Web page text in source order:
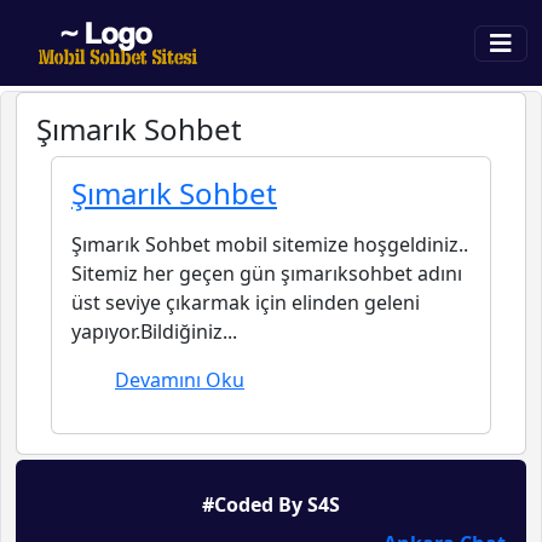
Şımarık Sohbet
Şımarık Sohbet
Şımarık Sohbet mobil sitemize hoşgeldiniz..
Sitemiz her geçen gün şımarıksohbet adını
üst seviye çıkarmak için elinden geleni
yapıyor.Bildiğiniz...
Devamını Oku
#Coded By S4S